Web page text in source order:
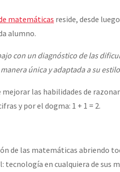
matemáticas reside, desde
alumno.
con un diagnóstico de las
única y adaptada a su
mejorar las habilidades de
y por el dogma: 1 + 1 = 2.
de las matemáticas abriendo
tecnología en cualquiera de sus